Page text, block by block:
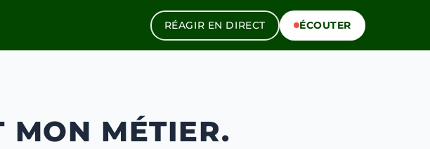
RÉAGIR EN DIRECT ÉCOUTER
MON MÉTIER.